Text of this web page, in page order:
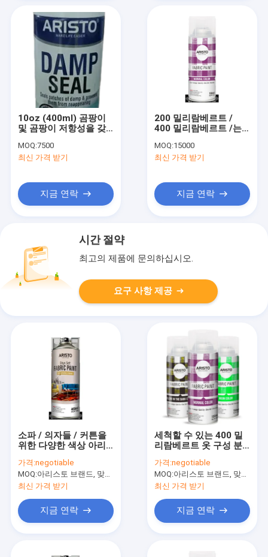
10oz (400ml) 곰팡이
및 곰팡이 저항성을 갖
속건성 방수 스프레이
MOQ:7500
최신 가격 받기
지금 연락
200 밀리람베르트 /
400 밀리람베르트 /는
지 않는 냄새 로우 VOC
콘텐츠를 위한 분무 페
MOQ:15000
최신 가격 받기
지금 연락
시간 절약
최고의 제품에 문의하십시오.
요구 사항 제공
소파 / 의자들 / 커튼을
위한 다양한 색상 아리
인트 스프레이
가격:negotiable
MOQ:아리스토 브랜드, 맞춘 브랜드를 위한 15000개 깡통을 위한 6000개 깡통
최신 가격 받기
지금 연락
세척할 수 있는 400 밀
리람베르트 옷 구성 분
른 건식
가격:negotiable
MOQ:아리스토 브랜드, 맞춘 브랜드를 위한 15000개 깡통을 위한 6000개 깡통
최신 가격 받기
지금 연락